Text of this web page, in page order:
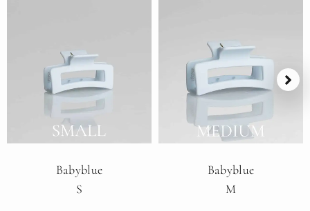
Babyblue
S
Babyblue
M